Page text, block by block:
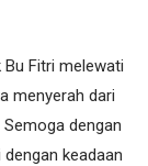
Fitri melewati
menyerah dari
dengan
keadaan